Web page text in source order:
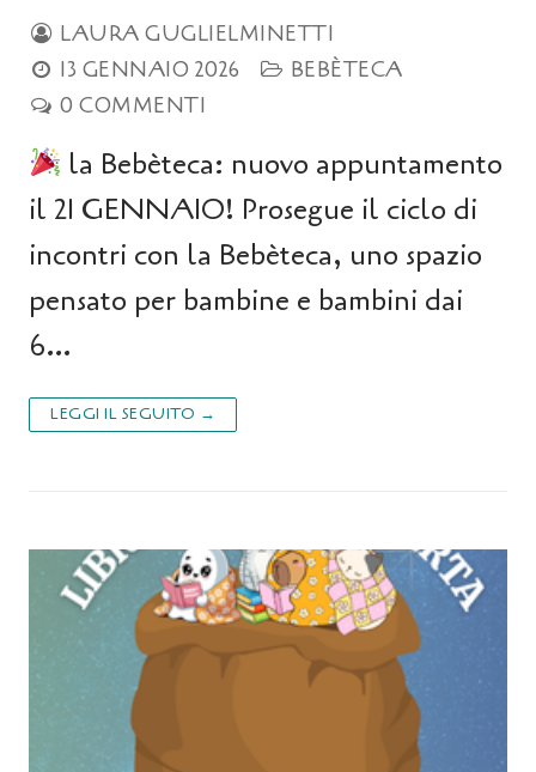
LAURA GUGLIELMINETTI
13 GENNAIO 2026
BEBÈTECA
0 COMMENTI
la Bebèteca: nuovo appuntamento
il 21 GENNAIO! Prosegue il ciclo di
incontri con la Bebèteca, uno spazio
pensato per bambine e bambini dai
6…
LEGGI IL SEGUITO →